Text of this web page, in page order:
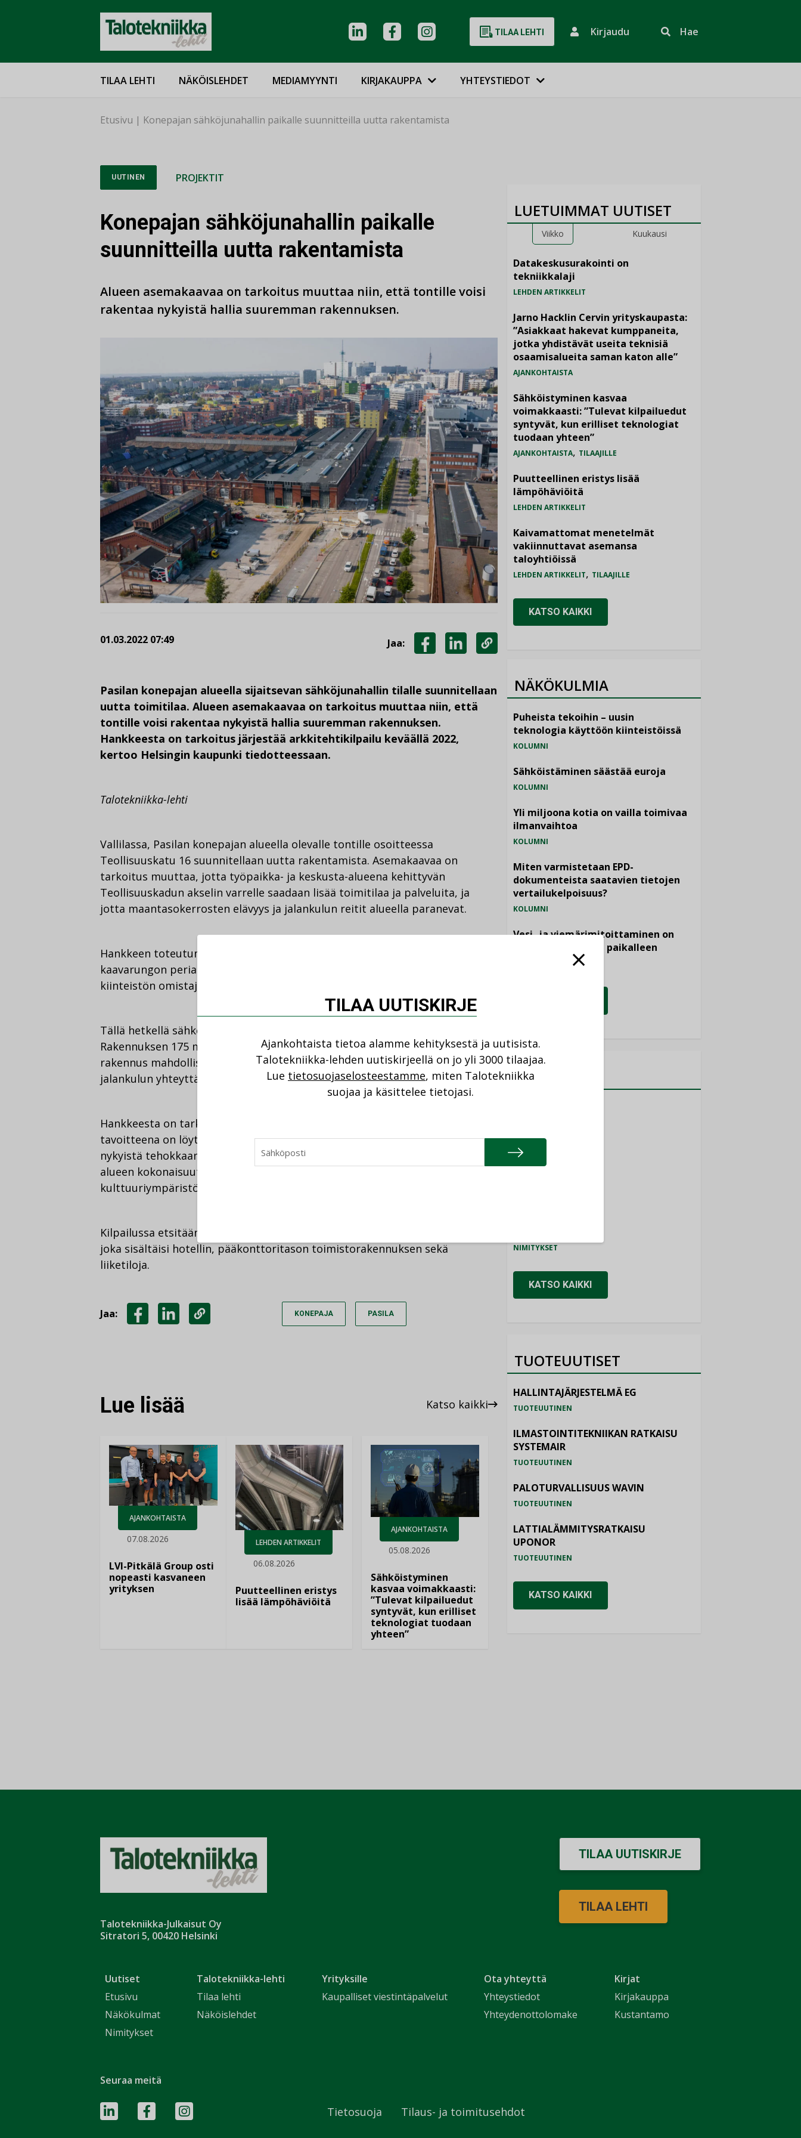
TILAA LEHTI Kirjaudu Hae
TILAA LEHTI NÄKÖISLEHDET MEDIAMYYNTI KIRJAKAUPPA YHTEYSTIEDOT
Etusivu | Konepajan sähköjunahallin paikalle suunnitteilla uutta rakentamista
UUTINEN PROJEKTIT
Konepajan sähköjunahallin paikalle
suunnitteilla uutta rakentamista
Alueen asemakaavaa on tarkoitus muuttaa niin, että tontille voisi
rakentaa nykyistä hallia suuremman rakennuksen.
01.03.2022 07:49 Jaa:
LINKEDINISSÄ
Pasilan konepajan alueella sijaitsevan sähköjunahallin tilalle suunnitellaan
uutta toimitilaa. Alueen asemakaavaa on tarkoitus muuttaa niin, että
tontille voisi rakentaa nykyistä hallia suuremman rakennuksen.
Hankkeesta on tarkoitus järjestää arkkitehtikilpailu keväällä 2022,
kertoo Helsingin kaupunki tiedotteessaan.
Talotekniikka-lehti
Vallilassa, Pasilan konepajan alueella olevalle tontille osoitteessa
Teollisuuskatu 16 suunnitellaan uutta rakentamista. Asemakaavaa on
tarkoitus muuttaa, jotta työpaikka- ja keskusta-alueena kehittyvän
Teollisuuskadun akselin varrelle saadaan lisää toimitilaa ja palveluita, ja
jotta maantasokerrosten elävyys ja jalankulun reitit alueella paranevat.
Hankkeen toteutuminen edistää alueen kehittymistä Teollisuuskadun
kaavarungon periaatteiden mukaisesti. Asemakaavamuutos on käynnistynyt
kiinteistön omistajan The Train Factory Oy:n hakemuksesta.
Tällä hetkellä sähköjunahallissa toimii pysäköintilaitos ja padel-kenttiä.
Rakennuksen 175 metriä pitkä katujulkisivu on umpinainen, eikä nykyinen
rakennus mahdollista voimassa olevan asemakaavan mukaista yleistä
jalankulun yhteyttä Konepajanpasaasilta Teollisuuskadulle.
Hankkeesta on tarkoitus järjestää arkkitehtikilpailu keväällä 2022. Kilpailun
tavoitteena on löytää ympäristöön soveltuva suunnitteluratkaisu, jossa
nykyistä tehokkaampi rakentaminen asettuu luontevaksi osaksi Konepajan
alueen kokonaisuutta sekä valtakunnallisesti merkittävää rakennettua
kulttuuriympäristöä.
Kilpailussa etsitään kaupallisesti toteuttamiskelpoista suunnitteluratkaisua,
joka sisältäisi hotellin, pääkonttoritason toimistorakennuksen sekä
liiketiloja.
Jaa: KONEPAJA PASILA
Lue lisää Katso kaikki
AJANKOHTAISTA
07.08.2026
LVI-Pitkälä Group osti
nopeasti kasvaneen
yrityksen
LEHDEN ARTIKKELIT
06.08.2026
Puutteellinen eristys
lisää lämpöhäviöitä
AJANKOHTAISTA
05.08.2026
Sähköistyminen
kasvaa voimakkaasti:
”Tulevat kilpailuedut
syntyvät, kun erilliset
teknologiat tuodaan
yhteen”
LUETUIMMAT UUTISET
Viikko Kuukausi
Datakeskusurakointi on
tekniikkalaji
LEHDEN ARTIKKELIT
Jarno Hacklin Cervin yrityskaupasta:
”Asiakkaat hakevat kumppaneita,
jotka yhdistävät useita teknisiä
osaamisalueita saman katon alle”
AJANKOHTAISTA
Sähköistyminen kasvaa
voimakkaasti: ”Tulevat kilpailuedut
syntyvät, kun erilliset teknologiat
tuodaan yhteen”
AJANKOHTAISTA, TILAAJILLE
Puutteellinen eristys lisää
lämpöhäviöitä
LEHDEN ARTIKKELIT
Kaivamattomat menetelmät
vakiinnuttavat asemansa
taloyhtiöissä
LEHDEN ARTIKKELIT, TILAAJILLE
KATSO KAIKKI
NÄKÖKULMIA
Puheista tekoihin – uusin
teknologia käyttöön kiinteistöissä
KOLUMNI
Sähköistäminen säästää euroja
KOLUMNI
Yli miljoona kotia on vailla toimivaa
ilmanvaihtoa
KOLUMNI
Miten varmistetaan EPD-
dokumenteista saatavien tietojen
vertailukelpoisuus?
KOLUMNI
Vesi- ja viemärimitoittaminen on
jämähtänyt ajassa paikalleen
NIMITYKSET
Refair
NIMITYKSET
NIMITYKSET
KATSO KAIKKI
TUOTEUUTISET
HALLINTAJÄRJESTELMÄ EG
TUOTEUUTINEN
ILMASTOINTITEKNIIKAN RATKAISU
SYSTEMAIR
TUOTEUUTINEN
PALOTURVALLISUUS WAVIN
TUOTEUUTINEN
LATTIALÄMMITYSRATKAISU
UPONOR
TUOTEUUTINEN
KATSO KAIKKI
Talotekniikka-Julkaisut Oy
Sitratori 5, 00420 Helsinki
Uutiset
Etusivu
Näkökulmat
Nimitykset
Talotekniikka-lehti
Tilaa lehti
Näköislehdet
Yrityksille
Kaupalliset viestintäpalvelut
Ota yhteyttä
Yhteystiedot
Yhteydenottolomake
Kirjat
Kirjakauppa
Kustantamo
TILAA UUTISKIRJE
TILAA LEHTI
Seuraa meitä
Tietosuoja Tilaus- ja toimitusehdot
TILAA UUTISKIRJE
Ajankohtaista tietoa alamme kehityksestä ja uutisista.
Talotekniikka-lehden uutiskirjeellä on jo yli 3000 tilaajaa.
Lue tietosuojaselosteestamme, miten Talotekniikka
suojaa ja käsittelee tietojasi.